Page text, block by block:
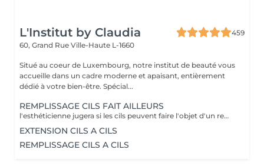
L'Institut by Claudia
459
60, Grand Rue Ville-Haute L-1660
Situé au coeur de Luxembourg, notre institut de beauté vous
accueille dans un cadre moderne et apaisant, entièrement
dédié à votre bien-être. Spécial...
REMPLISSAGE CILS FAIT AILLEURS
l'esthéticienne jugera si les cils peuvent faire l'objet d'un remplissage ou d'une nouvelle pose de cil
EXTENSION CILS A CILS
REMPLISSAGE CILS A CILS